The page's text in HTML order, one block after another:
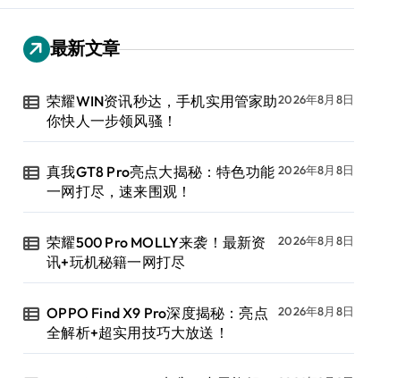
最新文章
荣耀WIN资讯秒达，手机实用管家助
你快人一步领风骚！
2026年8月8日
真我GT8 Pro亮点大揭秘：特色功能
一网打尽，速来围观！
2026年8月8日
荣耀500 Pro MOLLY来袭！最新资
讯+玩机秘籍一网打尽
2026年8月8日
OPPO Find X9 Pro深度揭秘：亮点
全解析+超实用技巧大放送！
2026年8月8日